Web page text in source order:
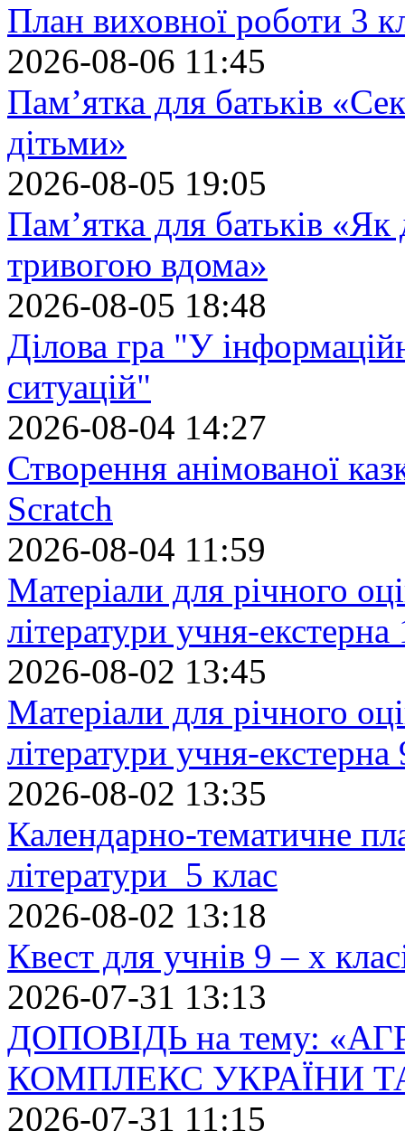
План виховної роботи 3
2026-08-06 11:45
Пам’ятка для батьків
дітьми»
2026-08-05 19:05
Пам’ятка для батьків
тривогою вдома»
2026-08-05 18:48
Ділова гра "У
ситуацій"
2026-08-04 14:27
Створення анімованої
Scratch
2026-08-04 11:59
Матеріали для річного
літератури учня-екстерна
2026-08-02 13:45
Матеріали для річного
літератури учня-екстерна
2026-08-02 13:35
Календарно-тематичне
літератури 5 клас
2026-08-02 13:18
Квест для учнів 9 – х
2026-07-31 13:13
ДОПОВІДЬ на тему:
КОМПЛЕКС УКРАЇНИ
2026-07-31 11:15